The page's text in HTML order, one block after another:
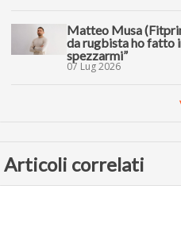
Matteo Musa
da rugbista ho fatto
spezzarmi”
07 Lug 2026
Articoli correlati